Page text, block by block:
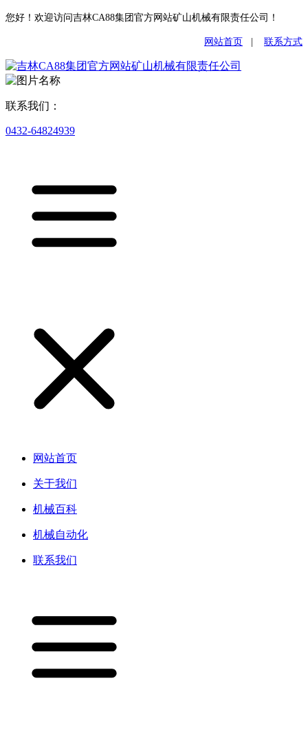
您好！欢迎访问吉林CA88集团官方网站矿山机械有限责任公司！
网站首页 联系方式
联系我们：
0432-64824939
网站首页
关于我们
机械百科
机械自动化
联系我们